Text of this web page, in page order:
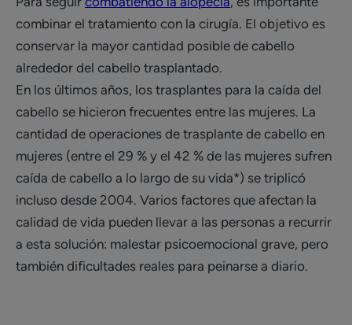
combinar el tratamiento con la cirugía. El objetivo es
conservar la mayor cantidad posible de cabello
alrededor del cabello trasplantado.
En los últimos años, los trasplantes para la caída del
cabello se hicieron frecuentes entre las mujeres. La
cantidad de operaciones de trasplante de cabello en
mujeres (entre el 29 % y el 42 % de las mujeres sufren
caída de cabello a lo largo de su vida*) se triplicó
incluso desde 2004. Varios factores que afectan la
calidad de vida pueden llevar a las personas a recurrir
a esta solución: malestar psicoemocional grave, pero
también dificultades reales para peinarse a diario.